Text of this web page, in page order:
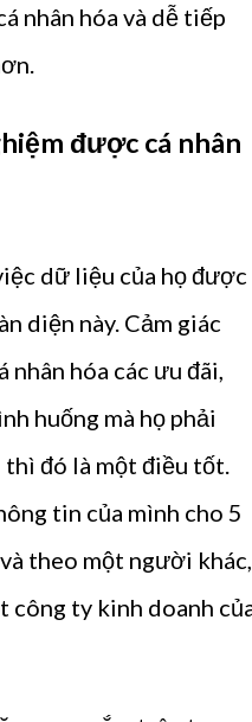
nhân hóa và dễ tiếp
được cá nhân
dữ liệu của họ được
diện này. Cảm giác
nhân hóa các ưu đãi,
huống mà họ phải
đó là một điều tốt.
tin của mình cho 5
theo một người khác,
công ty kinh doanh